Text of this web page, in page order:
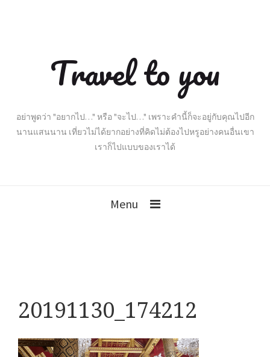
Travel to you
อย่าพูดว่า "อยากไป…" หรือ "จะไป…" เพราะคำนี้ก็จะอยู่กับคุณไปอีก
นานแสนนาน เที่ยวไม่ได้ยากอย่างที่คิดไม่ต้องไปหรูอย่างคนอื่นเขา
เราก็ไปแบบของเราได้
Menu
20191130_174212